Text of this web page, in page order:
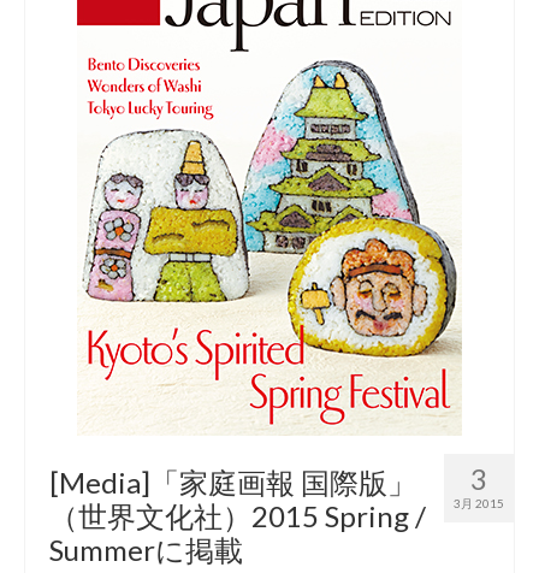
3
3月 2015
[Media]「家庭画報 国際版」
（世界文化社）2015 Spring /
Summerに掲載